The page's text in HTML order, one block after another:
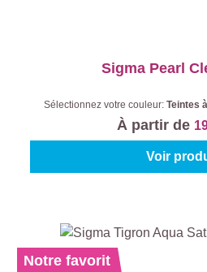
Sigma Pearl
Sélectionnez votre couleur: Teintes
À partir de
Voir
Notre favorit